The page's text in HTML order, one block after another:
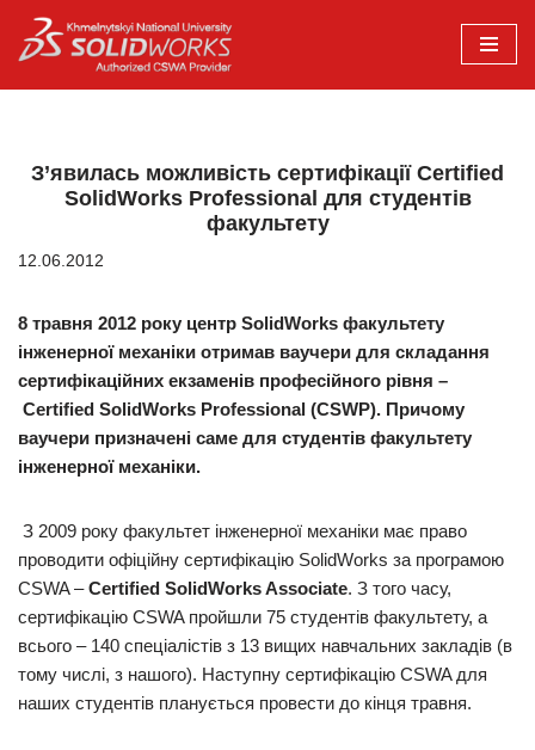
Перейти
до
З’явилась можливість сертифікації Certified
SolidWorks Professional для студентів
факультету
12.06.2012
8 травня 2012 року центр SolidWorks факультету
інженерної механіки отримав ваучери для складання
сертифікаційних екзаменів професійного рівня –
Certified SolidWorks Professional (CSWP). Причому
ваучери призначені саме для студентів факультету
інженерної механіки.
З 2009 року факультет інженерної механіки має право
проводити офіційну сертифікацію SolidWorks за програмою
CSWA –Certified SolidWorks Associate. З того часу,
сертифікацію CSWA пройшли 75 студентів факультету, а
всього – 140 спеціалістів з 13 вищих навчальних закладів (в
тому числі, з нашого). Наступну сертифікацію CSWA для
наших студентів планується провести до кінця травня.